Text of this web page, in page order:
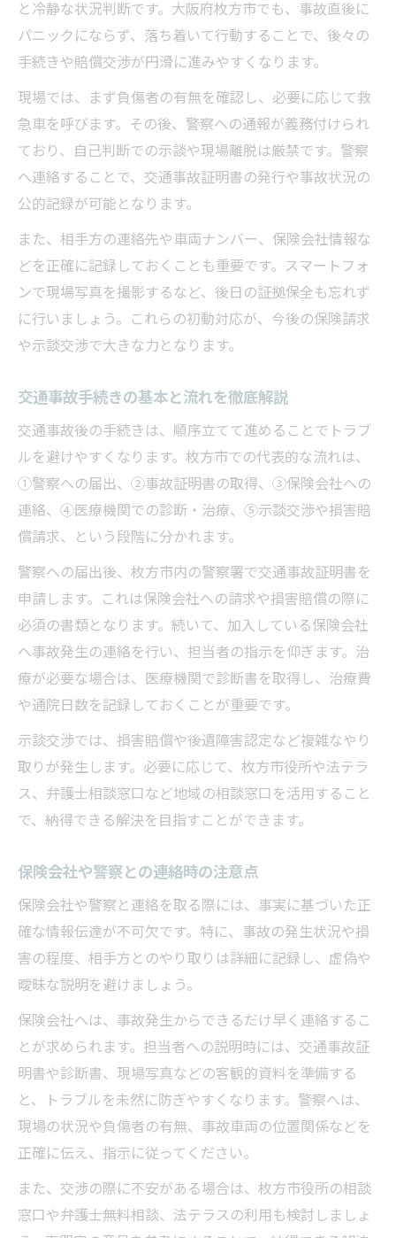
相談窓口を活用した交通事故の安心解決策
交通事故相談窓口の選び方と利用の流れ
無料相談やカウンセリングの活用メリット
弁護士相談を利用する際のポイント解説
交通事故の不安を相談で解決する方法
交通事故発生時の冷静な行動ポイントとは
事故現場での記録や証拠保存の工夫
相手方や警察への正確な説明方法
交通事故手続き開始までの迅速対応
落ち着いて相談窓口に繋げるポイント
交通事故示談交渉で役立つ事前準備法
賠償請求時に注意すべきポイント解説
弁護士相談の活用で交渉を有利に進展
交通事故手続き書類の整理と提出方法
納得できる解決に向けた交渉術の実践
な視点
リハビリ先選択で重視すべき交通事故対応
診断書取得や通院記録の重要性と注意点
交通事故後の後遺障害リスクと医療体制
相談窓口や弁護士と連携する受診のコツ
と冷静な状況判断です。大阪府枚方市でも、事故直後に
パニックにならず、落ち着いて行動することで、後々の
手続きや賠償交渉が円滑に進みやすくなります。
現場では、まず負傷者の有無を確認し、必要に応じて救
急車を呼びます。その後、警察への通報が義務付けられ
ており、自己判断での示談や現場離脱は厳禁です。警察
へ連絡することで、交通事故証明書の発行や事故状況の
公的記録が可能となります。
また、相手方の連絡先や車両ナンバー、保険会社情報な
どを正確に記録しておくことも重要です。スマートフォ
ンで現場写真を撮影するなど、後日の証拠保全も忘れず
に行いましょう。これらの初動対応が、今後の保険請求
や示談交渉で大きな力となります。
交通事故手続きの基本と流れを徹底解説
交通事故後の手続きは、順序立てて進めることでトラブ
ルを避けやすくなります。枚方市での代表的な流れは、
①警察への届出、②事故証明書の取得、③保険会社への
連絡、④医療機関での診断・治療、⑤示談交渉や損害賠
償請求、という段階に分かれます。
警察への届出後、枚方市内の警察署で交通事故証明書を
申請します。これは保険会社への請求や損害賠償の際に
必須の書類となります。続いて、加入している保険会社
へ事故発生の連絡を行い、担当者の指示を仰ぎます。治
療が必要な場合は、医療機関で診断書を取得し、治療費
や通院日数を記録しておくことが重要です。
示談交渉では、損害賠償や後遺障害認定など複雑なやり
取りが発生します。必要に応じて、枚方市役所や法テラ
ス、弁護士相談窓口など地域の相談窓口を活用すること
で、納得できる解決を目指すことができます。
保険会社や警察との連絡時の注意点
保険会社や警察と連絡を取る際には、事実に基づいた正
確な情報伝達が不可欠です。特に、事故の発生状況や損
害の程度、相手方とのやり取りは詳細に記録し、虚偽や
曖昧な説明を避けましょう。
保険会社へは、事故発生からできるだけ早く連絡するこ
とが求められます。担当者への説明時には、交通事故証
明書や診断書、現場写真などの客観的資料を準備する
と、トラブルを未然に防ぎやすくなります。警察へは、
現場の状況や負傷者の有無、事故車両の位置関係などを
正確に伝え、指示に従ってください。
また、交渉の際に不安がある場合は、枚方市役所の相談
窓口や弁護士無料相談、法テラスの利用も検討しましょ